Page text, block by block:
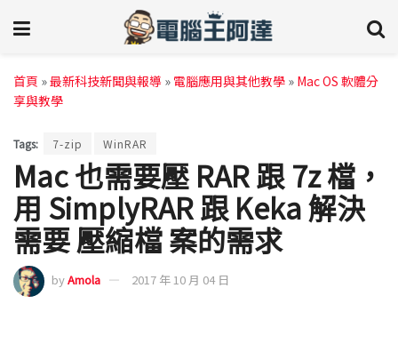
首頁 »最新科技新聞與報導 » 電腦應用與其他教學 » Mac OS 軟體分
享與教學
Tags: 7-zip WinRAR
Mac 也需要壓 RAR 跟 7z 檔，
用 SimplyRAR 跟 Keka 解決
需要 壓縮檔 案的需求
byAmola 2017 年 10 月 04 日